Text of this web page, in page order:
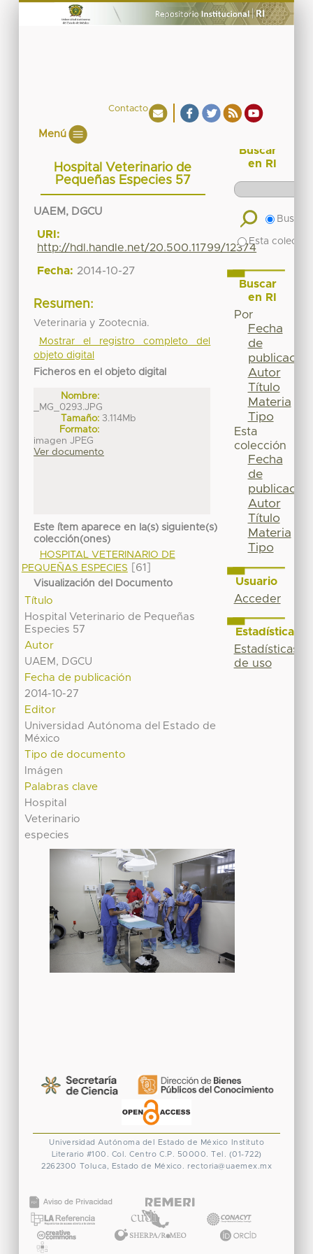
Contacto
Menú
Hospital Veterinario de
Pequeñas Especies 57
UAEM, DGCU
URI:
http://hdl.handle.net/20.500.11799/12374
Fecha: 2014-10-27
Resumen:
Veterinaria y Zootecnia.
Mostrar el registro completo del
objeto digital
Ficheros en el objeto digital
Nombre:
_MG_0293.JPG
Tamaño: 3.114Mb
Formato:
imagen JPEG
Ver documento
Este ítem aparece en la(s) siguiente(s)
colección(ones)
HOSPITAL VETERINARIO DE
PEQUEÑAS ESPECIES
[61]
Visualización del Documento
Título
Hospital Veterinario de Pequeñas
Especies 57
Autor
UAEM, DGCU
Fecha de publicación
2014-10-27
Editor
Universidad Autónoma del Estado de
México
Tipo de documento
Imágen
Palabras clave
Hospital
Veterinario
especies
Buscar
en RI
Buscar
Esta
Buscar
en RI
Por
Fecha
de
publicación
Autor
Título
Materia
Tipo
Esta
colección
Fecha
de
publicación
Autor
Título
Materia
Tipo
Usuario
Acceder
Estadísticas
Estadísticas
de uso
Universidad Autónoma del Estado de México
Instituto
Literario #100. Col. Centro C.P. 50000. Tel. (01-722)
2262300 Toluca, Estado de México. rectoria@uaemex.mx